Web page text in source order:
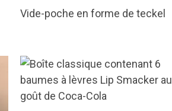
Vide-poche en forme de teckel